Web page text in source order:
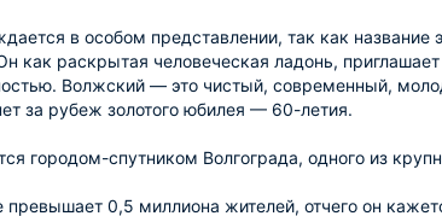
в особом представлении, так как
как раскрытая человеческая ладонь,
Волжский — это чистый, современный,
за рубеж золотого юбилея — 60-летия.
городом-спутником Волгограда, одного из
превышает 0,5 миллиона жителей, отчего он